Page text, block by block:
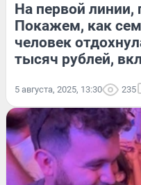
На первой
Покажем, как
человек
тысяч рублей,
5 августа, 2025, 13:30 235